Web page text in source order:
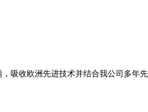
吸收欧洲先进技术并结合我公司多年